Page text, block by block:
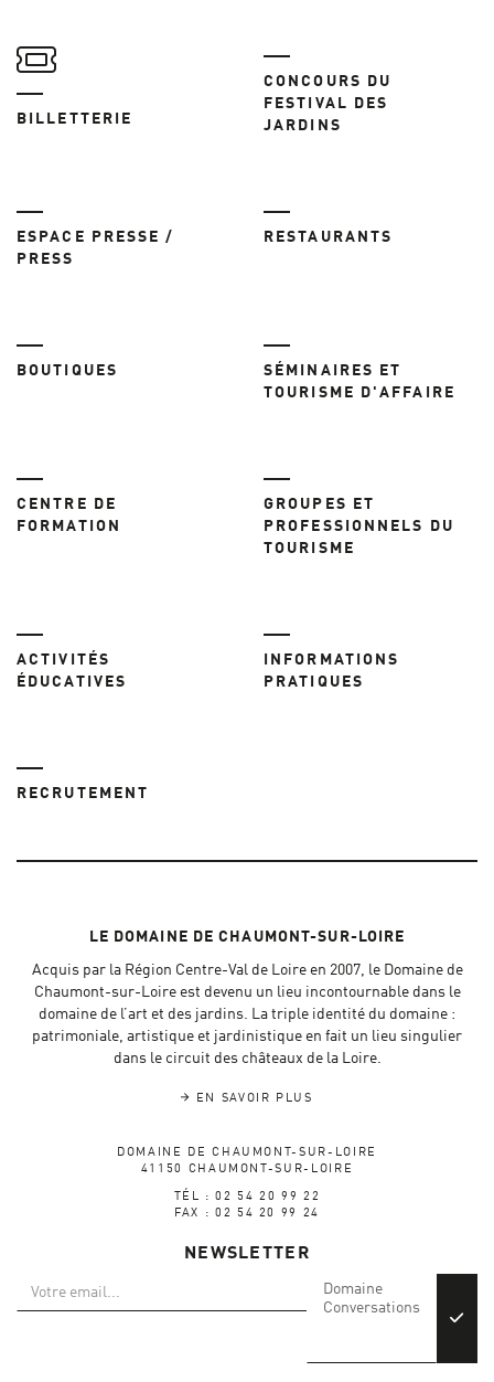
BILLETTERIE
CONCOURS DU
FESTIVAL DES
JARDINS
ESPACE PRESSE /
PRESS
RESTAURANTS
BOUTIQUES
SÉMINAIRES ET
TOURISME D'AFFAIRE
CENTRE DE
FORMATION
GROUPES ET
PROFESSIONNELS DU
TOURISME
ACTIVITÉS
ÉDUCATIVES
INFORMATIONS
PRATIQUES
RECRUTEMENT
LE DOMAINE DE CHAUMONT-SUR-LOIRE
Acquis par la Région Centre-Val de Loire en 2007, le Domaine de
Chaumont-sur-Loire est devenu un lieu incontournable dans le
domaine de l’art et des jardins. La triple identité du domaine :
patrimoniale, artistique et jardinistique en fait un lieu singulier
dans le circuit des châteaux de la Loire.
EN SAVOIR PLUS
DOMAINE DE CHAUMONT-SUR-LOIRE
41150 CHAUMONT-SUR-LOIRE
TÉL : 02 54 20 99 22
FAX : 02 54 20 99 24
NEWSLETTER